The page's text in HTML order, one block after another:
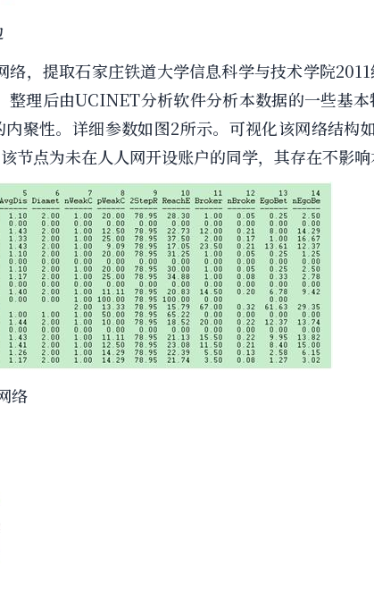
络，提取石家庄铁道大学信息科学与技术学院
整理后由UCINET分析软件分析本数据的一些基
聚性。详细参数如图2所示。可视化该网络结构
节点为未在人人网开设账户的同学，其存在不影响
络